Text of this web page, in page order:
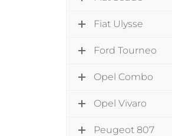
Fiat Ulysse
Ford Tourneo
Opel Combo
Opel Vivaro
Peugeot 807